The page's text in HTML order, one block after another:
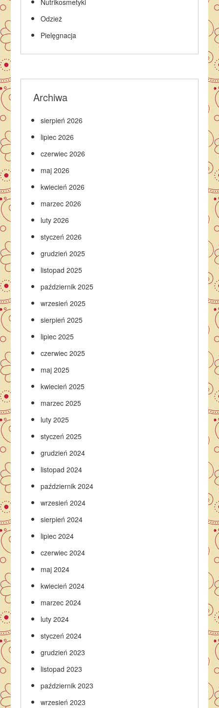
Nutrikosmetyki
Odzież
Pielęgnacja
Archiwa
sierpień 2026
lipiec 2026
czerwiec 2026
maj 2026
kwiecień 2026
marzec 2026
luty 2026
styczeń 2026
grudzień 2025
listopad 2025
październik 2025
wrzesień 2025
sierpień 2025
lipiec 2025
czerwiec 2025
maj 2025
kwiecień 2025
marzec 2025
luty 2025
styczeń 2025
grudzień 2024
listopad 2024
październik 2024
wrzesień 2024
sierpień 2024
lipiec 2024
czerwiec 2024
maj 2024
kwiecień 2024
marzec 2024
luty 2024
styczeń 2024
grudzień 2023
listopad 2023
październik 2023
wrzesień 2023